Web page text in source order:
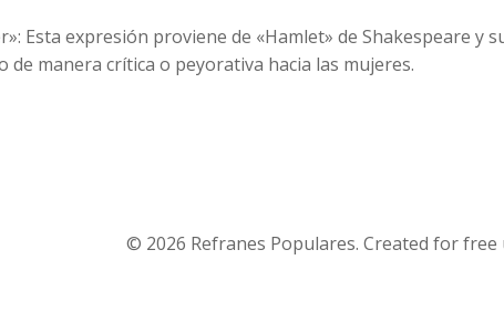
Esta expresión proviene de «Hamlet» de Shakespeare
de manera crítica o peyorativa hacia las mujeres.
© 2026 Refranes Populares. Created for free